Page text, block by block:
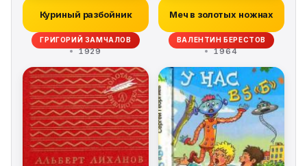
Куриный разбойник
ГРИГОРИЙ ЗАМЧАЛОВ
1929
Меч в золотых ножнах
ВАЛЕНТИН БЕРЕСТОВ
1964